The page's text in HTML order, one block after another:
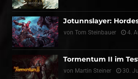
Jotunnslayer:
von Tom Steinbauer 4.
Tormentum II im
von Martin Steiner 30.